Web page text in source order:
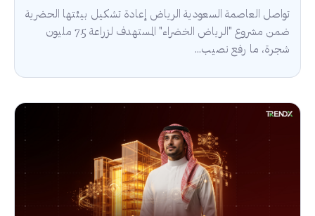
تواصل العاصمة السعودية الرياض إعادة تشكيل بيئتها الحضرية
ضمن مشروع "الرياض الخضراء" المستهدف لزراعة 7.5 مليون
شجرة، ما رفع نصيب...